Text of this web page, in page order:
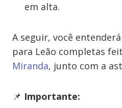
em alta.
A seguir, você
para Leão completas
Miranda, junto com a
📌 Importante: